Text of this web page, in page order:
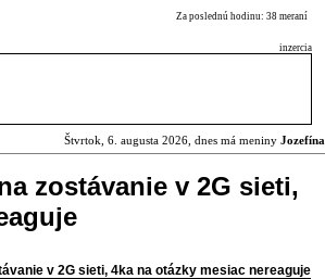
Za poslednú hodinu: 38 meraní
inzercia
Štvrtok, 6. augusta 2026, dnes má meniny Jozefína
zostávanie v 2G sieti,
v 2G sieti, 4ka na otázky mesiac nereaguje